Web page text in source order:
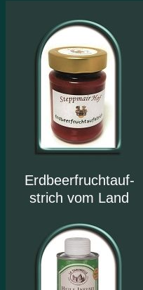
Erdbeerfruchtauf-
strich vom Land